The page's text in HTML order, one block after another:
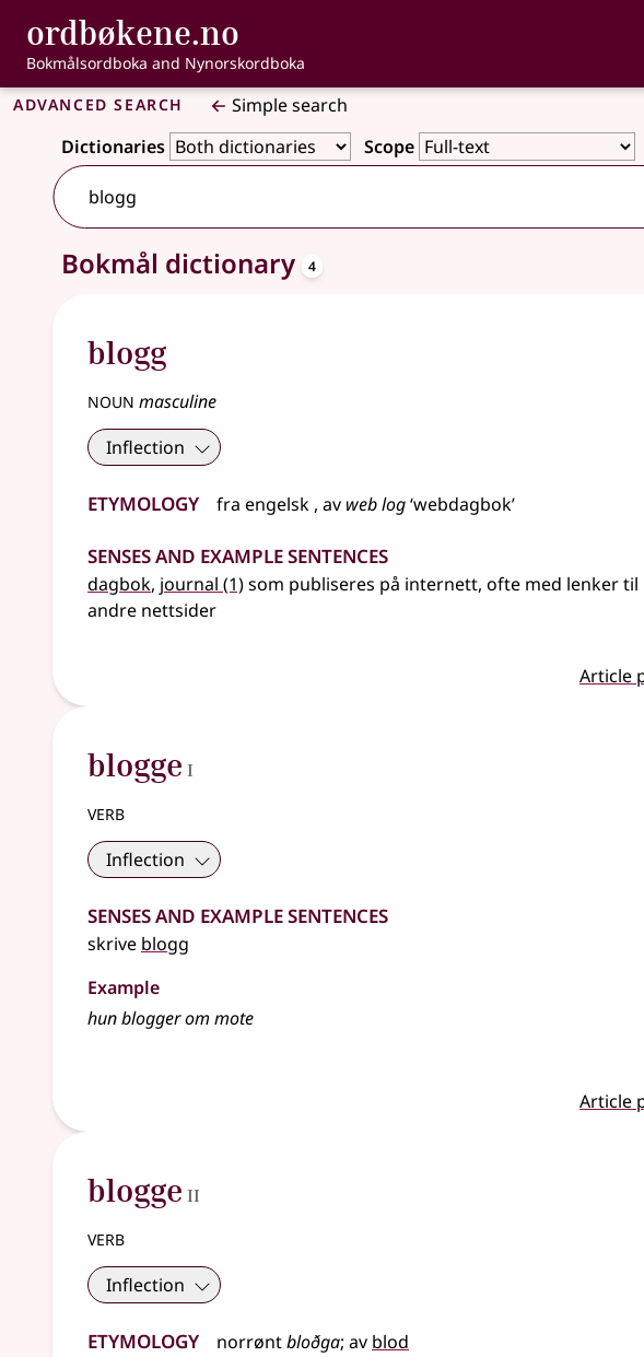
Skip to main content
Accessibility
ordbøkene.no
Bokmålsordboka and Nynorskordboka
Advanced search
Simple search
Dictionaries
Scope
Bokmål dictionary 4
blogg
noun masculine
Inflection
Etymology fra engelsk , av web log‘webdagbok’
Senses and Example Sentences
dagbok, journal (1)som publiseres på internett, ofte med lenker til
andre nettsider
Article
blogge I
verb
Inflection
Senses and Example Sentences
skrive blogg
Example
hun blogger om mote
Article
blogge II
verb
Inflection
Etymology norrøntbloðga; av blod